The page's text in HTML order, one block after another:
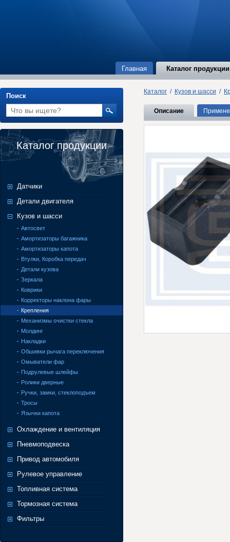
Главная Каталог продукции
Поиск
Каталог продукции
Датчики
Детали двигателя
Кузов и шасси
Автосвет
Амортизаторы багажника
Амортизаторы капота
Втулки, Коробка передач
Детали кузова
Зеркала
Коврики
Корректоры наклона фары
Крепления
Механизмы очистки стекла
Молдинг
Накладки
Обшивки рычага переключения
Омыватели фар
Подрулевые шлейфы
Ролики дверные
Ручки, замки, стеклоподъем
Тросы
Язычки капота
Охлаждение и вентиляция
Пневмоподвеска
Привод автомобиля
Рулевое управление
Топливная система
Тормозная система
Фильтры
Каталог / Кузов и шасси /
Описание